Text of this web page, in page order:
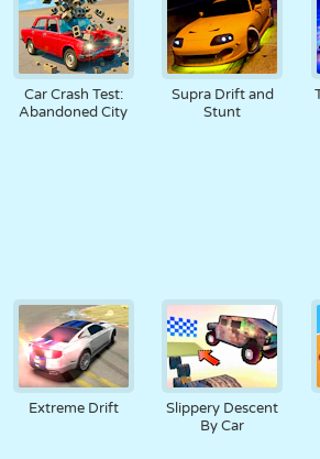
Car Crash Test:
Abandoned City
Supra Drift and
Stunt
Extreme Drift
Slippery Descent
By Car